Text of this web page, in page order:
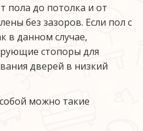
пола до потолка и от
без зазоров. Если пол с
в данном случае,
стопоры для
дверей в низкий
можно такие